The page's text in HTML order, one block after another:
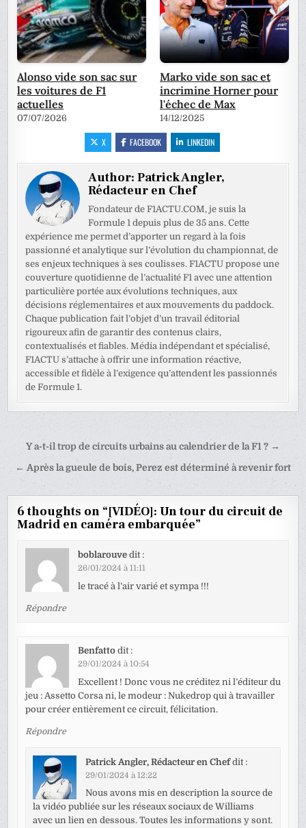
Alonso vide son sac sur
les voitures de F1
actuelles
07/07/2026
Marko vide son sac et
incrimine Horner pour
l'échec de Max
14/12/2025
X FACEBOOK LINKEDIN
Author:Patrick Angler,
Rédacteur en Chef
Fondateur de F1ACTU.COM, je suis la
Formule 1 depuis plus de 35 ans. Cette
expérience me permet d’apporter un regard à la fois
passionné et analytique sur l’évolution du championnat, de
ses enjeux techniques à ses coulisses. F1ACTU propose une
couverture quotidienne de l’actualité F1 avec une attention
particulière portée aux évolutions techniques, aux
décisions réglementaires et aux mouvements du paddock.
Chaque publication fait l’objet d’un travail éditorial
rigoureux afin de garantir des contenus clairs,
contextualisés et fiables. Média indépendant et spécialisé,
F1ACTU s’attache à offrir une information réactive,
accessible et fidèle à l’exigence qu’attendent les passionnés
de Formule 1.
Navigation
de
Y a-t-il trop de circuits urbains au calendrier de la F1 ? →
← Après la gueule de bois, Perez est déterminé à revenir fort
6 thoughts on “[VIDÉO]: Un tour du circuit de
Madrid en caméra embarquée”
boblarouve dit :
26/01/2024 à 11:11
le tracé à l’air varié et sympa !!!
Répondre
Benfatto dit :
29/01/2024 à 10:54
Excellent ! Donc vous ne créditez ni l’éditeur du
jeu : Assetto Corsa ni, le modeur : Nukedrop qui à travailler
pour créer entièrement ce circuit, félicitation.
Répondre
Patrick Angler, Rédacteur en Chef dit :
29/01/2024 à 12:22
Nous avons mis en description la source de
la vidéo publiée sur les réseaux sociaux de Williams
avec un lien en dessous. Toutes les informations y sont.